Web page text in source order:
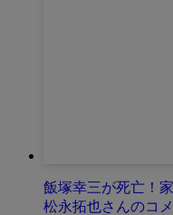
飯塚幸三が死亡！
松永拓也さんのコ